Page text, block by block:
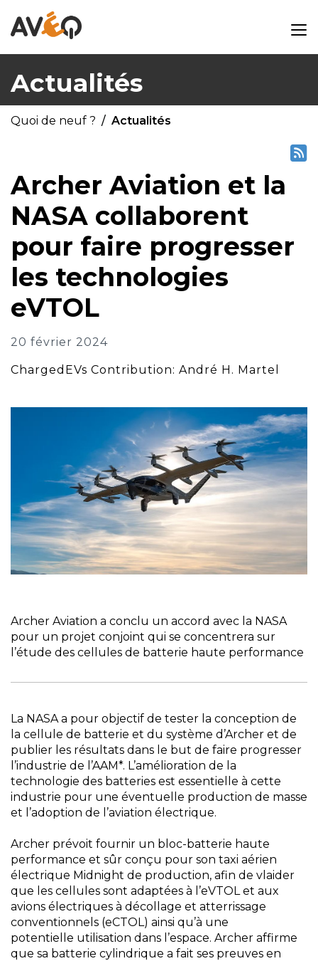
Actualités
Quoi de neuf ? Actualités
Archer Aviation et la
NASA collaborent
pour faire progresser
les technologies
eVTOL
20 février 2024
ChargedEVs Contribution: André H. Martel
Archer Aviation a conclu un accord avec la NASA
pour un projet conjoint qui se concentrera sur
l’étude des cellules de batterie haute performance
La NASA a pour objectif de tester la conception de
la cellule de batterie et du système d’Archer et de
publier les résultats dans le but de faire progresser
l’industrie de l’AAM*. L’amélioration de la
technologie des batteries est essentielle à cette
industrie pour une éventuelle production de masse
et l’adoption de l’aviation électrique.
Archer prévoit fournir un bloc-batterie haute
performance et sûr conçu pour son taxi aérien
électrique Midnight de production, afin de vlaider
que les cellules sont adaptées à l’eVTOL et aux
avions électriques à décollage et atterrissage
conventionnels (eCTOL) ainsi qu’à une
potentielle utilisation dans l’espace. Archer affirme
que sa batterie cylindrique a fait ses preuves en